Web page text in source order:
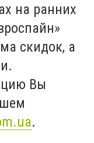
на ранних
скидок, а
Вы
.